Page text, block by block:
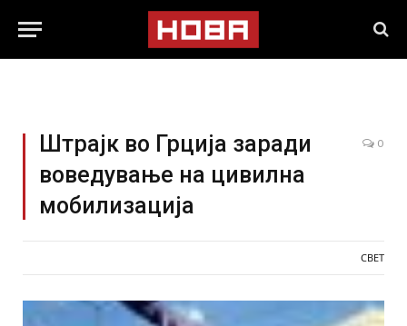
Штрајк во Грција заради
воведување на цивилна
мобилизација
0
СВЕТ